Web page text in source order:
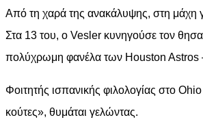
Από τη χαρά της ανακάλυψης, στη μάχη
Στα 13 του, ο Vesler κυνηγούσε τον
πολύχρωμη φανέλα των Houston Astros
Φοιτητής ισπανικής φιλολογίας στο
κούτες», θυμάται γελώντας.